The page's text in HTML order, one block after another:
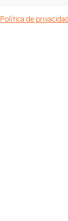
Política de privacidad